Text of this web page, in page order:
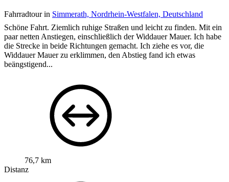
Fahrradtour in Simmerath, Nordrhein-Westfalen, Deutschland
Schöne Fahrt. Ziemlich ruhige Straßen und leicht zu finden. Mit ein
paar netten Anstiegen, einschließlich der Widdauer Mauer. Ich habe
die Strecke in beide Richtungen gemacht. Ich ziehe es vor, die
Widdauer Mauer zu erklimmen, den Abstieg fand ich etwas
beängstigend...
76,7 km
Distanz